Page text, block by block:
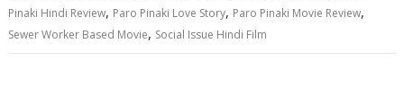
Pinaki Hindi Review, Paro Pinaki Love Story, Paro Pinaki Movie Review,
Sewer Worker Based Movie, Social Issue Hindi Film